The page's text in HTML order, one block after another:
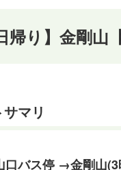
帰り】金剛
マリ
口バス停 →金剛山(3